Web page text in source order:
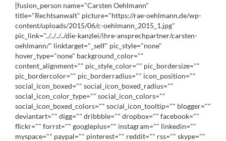
[fusion_person name="Carsten Oehlmann"
title="Rechtsanwalt" picture="https://rae-oehlmann.de/wp-
content/uploads/2015/06/c-oehlmann_2015_1.jpg"
pic_link="../../../../die-kanzlei/ihre-ansprechpartner/carsten-
oehlmann/" linktarget="_self" pic_style="none"
hover_type="none" background_color=""
content_alignment="" pic_style_color="" pic_bordersize=""
pic_bordercolor="" pic_borderradius="" icon_position=""
social_icon_boxed="" social_icon_boxed_radius=""
social_icon_color_type="" social_icon_colors=""
social_icon_boxed_colors="" social_icon_tooltip="" blogger=""
deviantart="" digg="" dribbble="" dropbox="" facebook=""
flickr="" forrst="" googleplus="" instagram="" linkedin=""
myspace="" paypal="" pinterest="" reddit="" rss="" skype=""